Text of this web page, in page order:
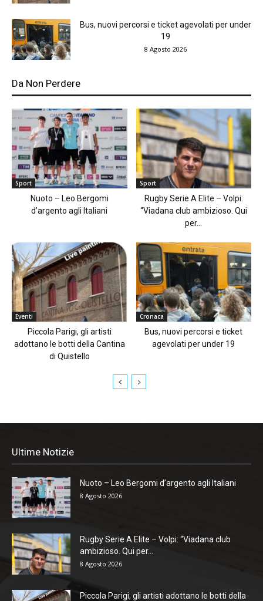
Bus, nuovi percorsi e ticket agevolati per under
19
8 Agosto 2026
Da Non Perdere
Sport
Nuoto – Leo Bergomi
d’argento agli Italiani
Sport
Rugby Serie A Elite – Volpi:
“Viadana club ambizioso. Qui
per...
Eventi
Piccola Parigi, gli artisti
adottano le botti della Cantina
di Quistello
Cronaca
Bus, nuovi percorsi e ticket
agevolati per under 19
Ultime Notizie
Nuoto – Leo Bergomi d’argento agli Italiani
8 Agosto 2026
Rugby Serie A Elite – Volpi: “Viadana club
ambizioso. Qui per...
8 Agosto 2026
Piccola Parigi, gli artisti adottano le botti della